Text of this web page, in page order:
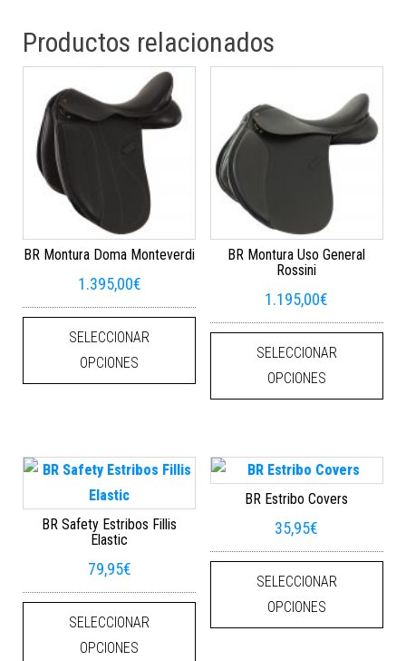
Productos relacionados
BR Montura Doma Monteverdi
1.395,00€
SELECCIONAR
OPCIONES
Este producto tiene múltiples
BR Montura Uso General
Rossini
1.195,00€
SELECCIONAR
OPCIONES
BR Safety Estribos Fillis
Elastic
79,95€
SELECCIONAR
OPCIONES
Este producto tiene múltiples
BR Estribo Covers
35,95€
SELECCIONAR
OPCIONES